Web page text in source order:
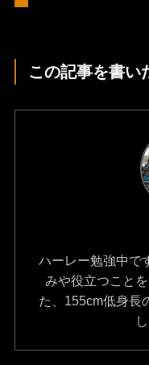
この記事を書い
ハーレー勉強中で
みや役立つこと
た、155cm低身長